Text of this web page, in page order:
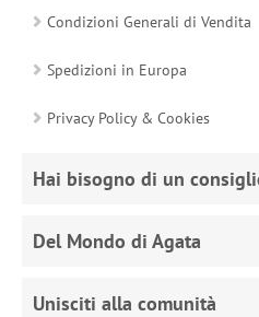
Condizioni Generali di Vendita
Spedizioni in Europa
Privacy Policy & Cookies
Hai bisogno di un
Del Mondo di Agata
Unisciti alla comunità